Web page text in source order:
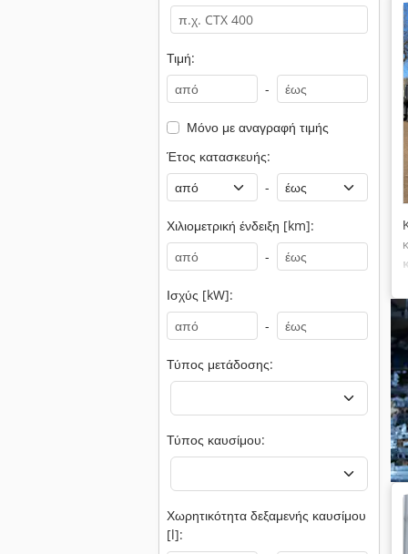
Τιμή:
-
Μόνο με αναγραφή τιμής
Έτος κατασκευής:
-
Χιλιομετρική ένδειξη [km]:
-
Ισχύς [kW]:
-
Τύπος μετάδοσης:
Τύπος καυσίμου:
Χωρητικότητα δεξαμενής καυσίμου
[l]: